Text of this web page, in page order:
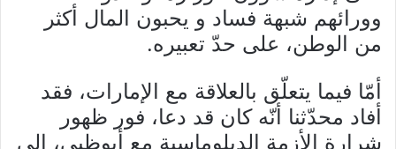
وورائهم شبهة فساد و يحبون المال أكثر
من الوطن، على حدّ تعبيره.
أمّا فيما يتعلّق بالعلاقة مع الإمارات، فقد
أفاد محدّثنا أنّه كان قد دعا، فور ظهور
شرارة الأزمة الدبلوماسية مع أبوظبي، إلى